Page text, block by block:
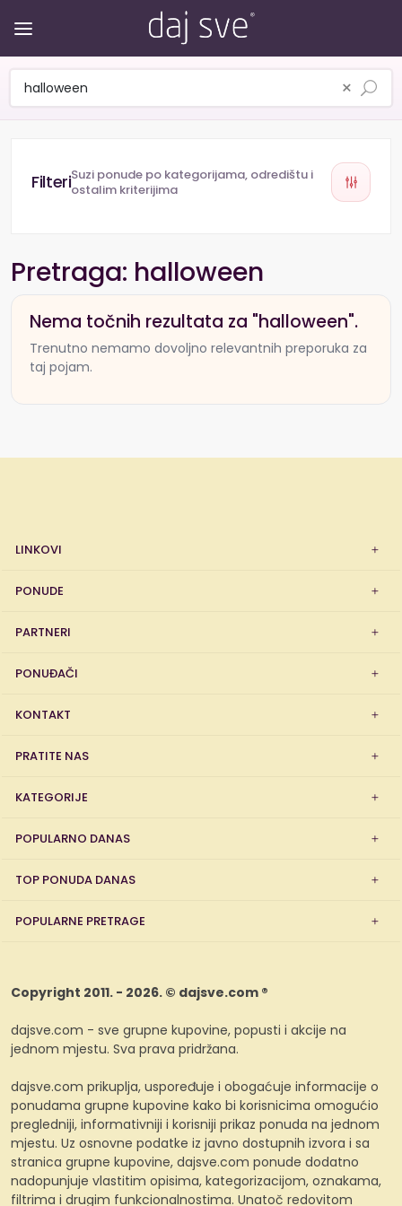
×
Suzi ponude po kategorijama, odredištu i
ostalim kriterijima
Pretraga: halloween
Nema točnih rezultata za "halloween".
Trenutno nemamo dovoljno relevantnih preporuka za
taj pojam.
LINKOVI
PONUDE
PARTNERI
PONUĐAČI
KONTAKT
PRATITE NAS
KATEGORIJE
POPULARNO DANAS
TOP PONUDA DANAS
POPULARNE PRETRAGE
Copyright 2011. - 2026. © dajsve.com ®
dajsve.com - sve grupne kupovine, popusti i akcije na
jednom mjestu. Sva prava pridržana.
dajsve.com prikuplja, uspoređuje i obogaćuje informacije o
ponudama grupne kupovine kako bi korisnicima omogućio
pregledniji, informativniji i korisniji prikaz ponuda na jednom
mjestu. Uz osnovne podatke iz javno dostupnih izvora i sa
stranica grupne kupovine, dajsve.com ponude dodatno
nadopunjuje vlastitim opisima, kategorizacijom, oznakama,
filtrima i drugim funkcionalnostima. Unatoč redovitom